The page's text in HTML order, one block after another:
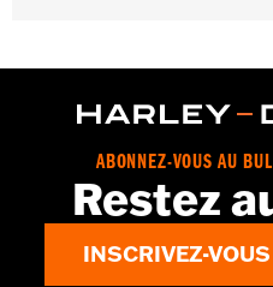
ABONNEZ-VOUS AU
Restez
INSCRIVEZ-